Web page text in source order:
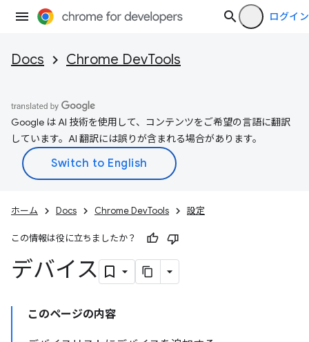
ログイン
Docs Chrome DevTools
Google は AI 技術を使用して、コンテンツをご希望の言語に翻訳
しています。AI 翻訳には誤りが含まれる場合があります。
ホーム Docs Chrome DevTools 設定
この情報は役に立ちましたか？
デバイス
このページの内容